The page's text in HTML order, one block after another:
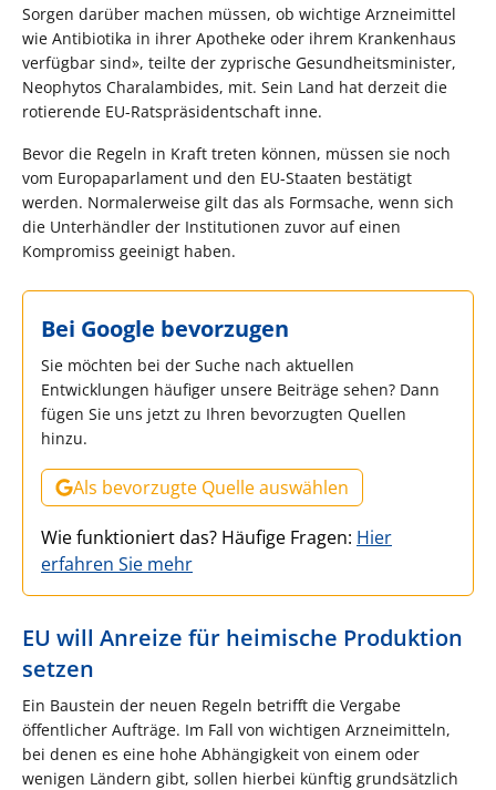
Sorgen darüber machen müssen, ob wichtige Arzneimittel
wie Antibiotika in ihrer Apotheke oder ihrem Krankenhaus
verfügbar sind», teilte der zyprische Gesundheitsminister,
Neophytos Charalambides, mit. Sein Land hat derzeit die
rotierende EU-Ratspräsidentschaft inne.
Bevor die Regeln in Kraft treten können, müssen sie noch
vom Europaparlament und den EU-Staaten bestätigt
werden. Normalerweise gilt das als Formsache, wenn sich
die Unterhändler der Institutionen zuvor auf einen
Kompromiss geeinigt haben.
Bei Google bevorzugen
Sie möchten bei der Suche nach aktuellen
Entwicklungen häufiger unsere Beiträge sehen? Dann
fügen Sie uns jetzt zu Ihren bevorzugten Quellen
hinzu.
Als bevorzugte Quelle auswählen
Wie funktioniert das? Häufige Fragen: Hier
erfahren Sie mehr
EU will Anreize für heimische Produktion
setzen
Ein Baustein der neuen Regeln betrifft die Vergabe
öffentlicher Aufträge. Im Fall von wichtigen Arzneimitteln,
bei denen es eine hohe Abhängigkeit von einem oder
wenigen Ländern gibt, sollen hierbei künftig grundsätzlich